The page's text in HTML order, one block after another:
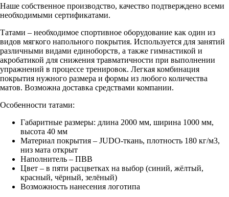
Наше собственное производство, качество подтверждено всеми
необходимыми сертификатами.
Татами – необходимое спортивное оборудование как один из
видов мягкого напольного покрытия. Используется для занятий
различными видами единоборств, а также гимнастикой и
акробатикой для снижения травматичности при выполнении
упражнений в процессе тренировок. Легкая комбинация
покрытия нужного размера и формы из любого количества
матов. Возможна доставка средствами компании.
Особенности татами:
Габаритные размеры: длина 2000 мм, ширина 1000 мм,
высота 40 мм
Материал покрытия – JUDO-ткань, плотность 180 кг/м3,
низ мата открыт
Наполнитель – ПВВ
Цвет – в пяти расцветках на выбор (синий, жёлтый,
красный, чёрный, зелёный)
Возможность нанесения логотипа